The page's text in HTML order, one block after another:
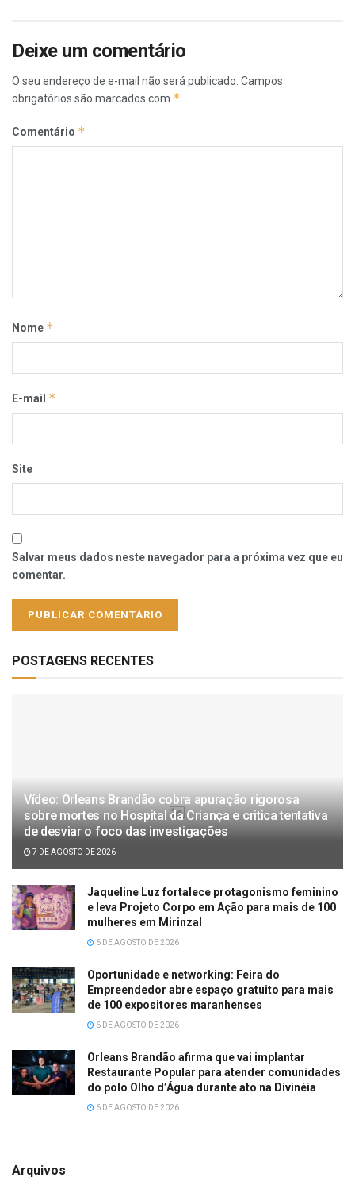
Deixe um comentário
O seu endereço de e-mail não será publicado. Campos
obrigatórios são marcados com *
Comentário *
Nome *
E-mail *
Site
Salvar meus dados neste navegador para a próxima vez que eu
comentar.
POSTAGENS RECENTES
Vídeo: Orleans Brandão cobra apuração rigorosa
sobre mortes no Hospital da Criança e critica tentativa
de desviar o foco das investigações
7 DE AGOSTO DE 2026
Jaqueline Luz fortalece protagonismo feminino
e leva Projeto Corpo em Ação para mais de 100
mulheres em Mirinzal
6 DE AGOSTO DE 2026
Oportunidade e networking: Feira do
Empreendedor abre espaço gratuito para mais
de 100 expositores maranhenses
6 DE AGOSTO DE 2026
Orleans Brandão afirma que vai implantar
Restaurante Popular para atender comunidades
do polo Olho d’Água durante ato na Divinéia
6 DE AGOSTO DE 2026
Arquivos